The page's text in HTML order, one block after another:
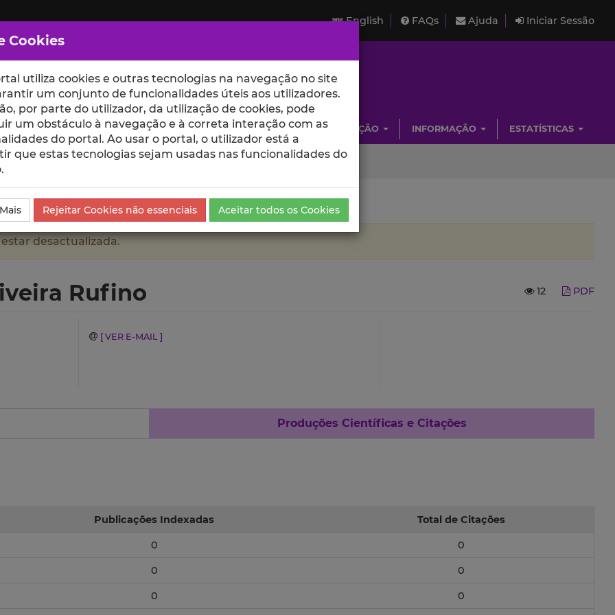
English FAQs Ajuda Iniciar Sessão
ESCOLAS UNIDADES INVESTIGAÇÃO INFORMAÇÃO ESTATÍSTICAS
Produções Científicas e Citações
desactualizada.
12 PDF
Rufino
[ VER E-MAIL ]
Produções Científicas e Citações
Publicações Indexadas Total de Citações
0 0
0 0
0 0
Cookies
utiliza cookies e outras tecnologias na navegação no site
um conjunto de funcionalidades úteis aos utilizadores.
por parte do utilizador, da utilização de cookies, pode
um obstáculo à navegação e à correta interação com as
do portal. Ao usar o portal, o utilizador está a
que estas tecnologias sejam usadas nas funcionalidades do
Rejeitar Cookies não essenciais Aceitar todos os Cookies